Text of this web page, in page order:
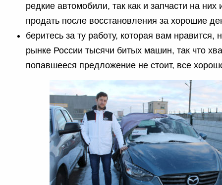
редкие автомобили, так как и запчасти на них
продать после восстановления за хорошие
беритесь за ту работу, которая вам нравится,
рынке России тысячи битых машин, так что
попавшееся предложение не стоит, все